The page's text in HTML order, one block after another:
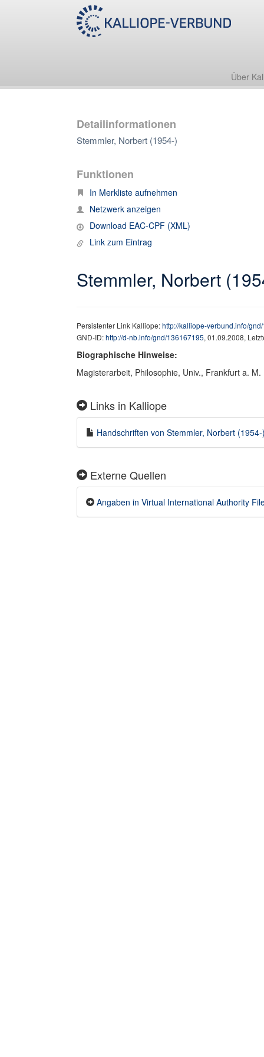
Über
Detailinformationen
Stemmler, Norbert (1954-)
Funktionen
In Merkliste aufnehmen
Netzwerk anzeigen
Download EAC-CPF (XML)
Link zum Eintrag
Stemmler, Norbert
Persistenter Link Kalliope:http://kalliope-verbund.info/
GND-ID:http://d-nb.info/gnd/136167195, 01.09.2008,
Biographische Hinweise:
Magisterarbeit, Philosophie, Univ., Frankfurt a. M.
Links in Kalliope
Handschriften von Stemmler, Norbert
Externe Quellen
Angaben in Virtual International Authority